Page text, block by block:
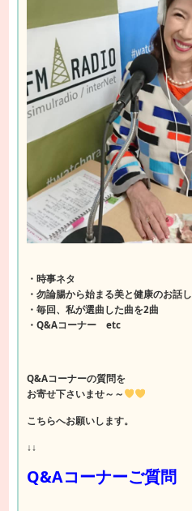
・時事ネタ
・勿論腸から始まる美と健康のお話し
・毎回、私が選曲した曲を2曲
・Q&Aコーナー etc
Q&Aコーナーの質問を
お寄せ下さいませ～～
こちらへお願いします。
↓↓
Q&Aコーナーご質問